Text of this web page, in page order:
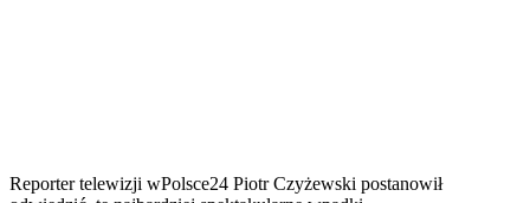
Reporter telewizji wPolsce24 Piotr Czyżewski postanowił